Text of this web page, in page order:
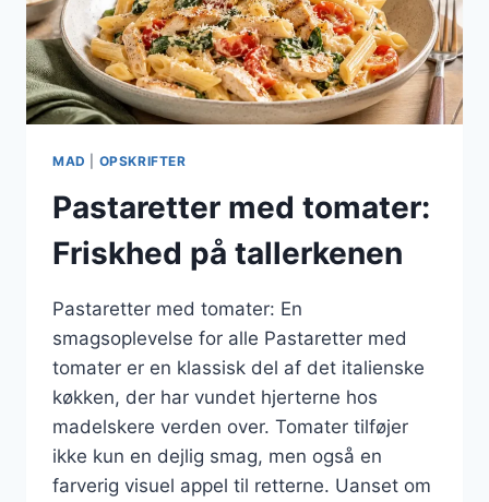
MAD OPSKRIFTER
Pastaretter med tomater:
Friskhed på tallerkenen
Pastaretter med tomater: En
smagsoplevelse for alle Pastaretter med
tomater er en klassisk del af det italienske
køkken, der har vundet hjerterne hos
madelskere verden over. Tomater tilføjer
ikke kun en dejlig smag, men også en
farverig visuel appel til retterne. Uanset om